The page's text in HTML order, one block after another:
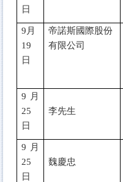
日
9 月
19
日
帝諾斯國際股份
有限公司
9 月
25
日
李先生
9 月
25
日
魏慶忠